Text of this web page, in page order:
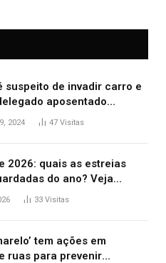
suspeito de invadir carro e
aposentado
no trânsito
2024 47 Visitas
2026: quais as estreias
do ano? Veja
lançamentos do cinema
33 Visitas
tem ações em
ruas para prevenir